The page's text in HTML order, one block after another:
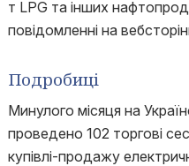
т LPG та інших
повідомленні на
Подробиці
Минулого місяця на
проведено 102 торгові
купівлі-продажу